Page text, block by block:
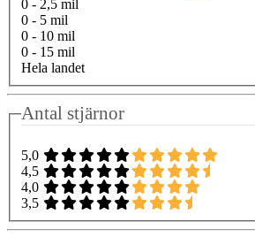
0 - 2,5 mil
0 - 5 mil
0 - 10 mil
0 - 15 mil
Hela landet
Antal stjärnor
5,0
4,5
4,0
3,5